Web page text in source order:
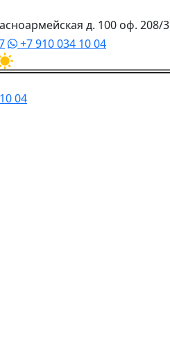
д. 100 оф. 208/3
+7 910 034 10 04
04